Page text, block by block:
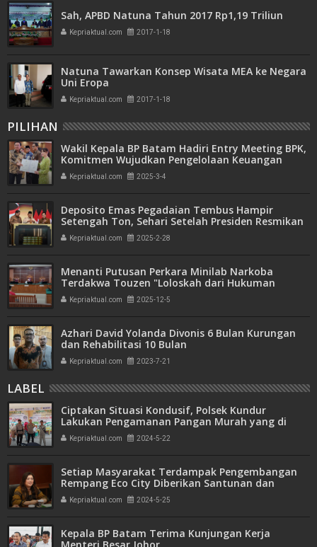
Sah, APBD Natuna Tahun 2017 Rp1,19 Triliun
Kepriaktual.com 2017-1-18
Natuna Tawarkan Konsep Wisata MEA ke Negara
Uni Eropa
Kepriaktual.com 2017-1-18
PILIHAN
Wakil Kepala BP Batam Hadiri Entry Meeting BPK,
Komitmen Wujudkan Pengelolaan Keuangan
Transparan dan Akuntabel
Kepriaktual.com 2025-3-4
Deposito Emas Pegadaian Tembus Hampir
Setengah Ton, Sehari Setelah Presiden Resmikan
Bank Emas
Kepriaktual.com 2025-2-28
Menanti Putusan Perkara Minilab Narkoba
Terdakwa Touzen "Loloskah dari Hukuman
Seumur Hidup atau Mati"
Kepriaktual.com 2025-12-5
Azhari David Yolanda Divonis 6 Bulan Kurungan
dan Rehabilitasi 10 Bulan
Kepriaktual.com 2023-7-21
LABEL
Ciptakan Situasi Kondusif, Polsek Kundur
Lakukan Pengamanan Pangan Murah yang di
Gelar Pemprov Kepri dan Karimun
Kepriaktual.com 2024-5-22
Setiap Masyarakat Terdampak Pengembangan
Rempang Eco City Diberikan Santunan dan
Relokasi
Kepriaktual.com 2024-5-25
Kepala BP Batam Terima Kunjungan Kerja
Menteri Besar Johor